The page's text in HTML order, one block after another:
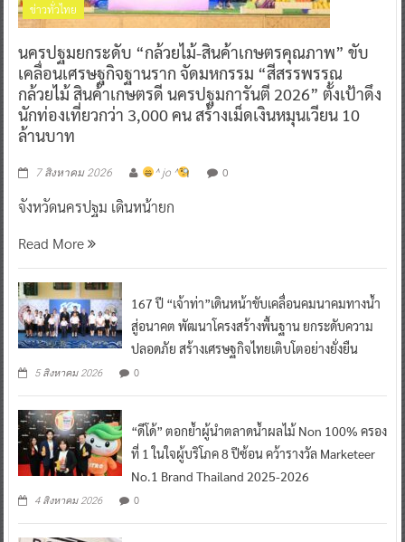
ข่าวทั่วไทย
นครปฐมยกระดับ “กล้วยไม้-สินค้าเกษตรคุณภาพ” ขับ
เคลื่อนเศรษฐกิจฐานราก จัดมหกรรม “สีสรรพรรณ
กล้วยไม้ สินค้าเกษตรดี นครปฐมการันตี 2026” ตั้งเป้าดึง
นักท่องเที่ยวกว่า 3,000 คน สร้างเม็ดเงินหมุนเวียน 10
ล้านบาท
7 สิงหาคม 2026 ^ jo ^ 0
จังหวัดนครปฐม เดินหน้ายก
Read More
167 ปี “เจ้าท่า”เดินหน้าขับเคลื่อนคมนาคมทางน้ำ
สู่อนาคต พัฒนาโครงสร้างพื้นฐาน ยกระดับความ
ปลอดภัย สร้างเศรษฐกิจไทยเติบโตอย่างยั่งยืน
5 สิงหาคม 2026 0
“ดีโด้” ตอกย้ำผู้นำตลาดน้ำผลไม้ Non 100% ครอง
ที่ 1 ในใจผู้บริโภค 8 ปีซ้อน คว้ารางวัล Marketeer
No.1 Brand Thailand 2025-2026
4 สิงหาคม 2026 0